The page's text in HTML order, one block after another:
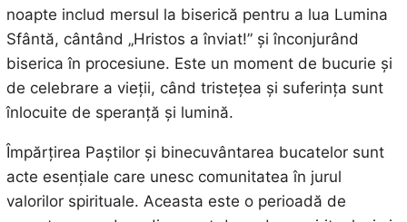
noapte includ mersul la biserică pentru a lua Lumina
Sfântă, cântând „Hristos a înviat!” și înconjurând
biserica în procesiune. Este un moment de bucurie și
de celebrare a vieții, când tristețea și suferința sunt
înlocuite de speranță și lumină.
Împărțirea Paștilor și binecuvântarea bucatelor sunt
acte esențiale care unesc comunitatea în jurul
valorilor spirituale. Aceasta este o perioadă de